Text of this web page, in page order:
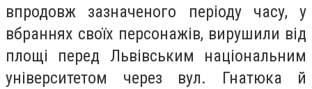
впродовж зазначеного періоду часу, у
вбраннях своїх персонажів, вирушили від
площі перед Львівським національним
університетом через вул. Гнатюка й